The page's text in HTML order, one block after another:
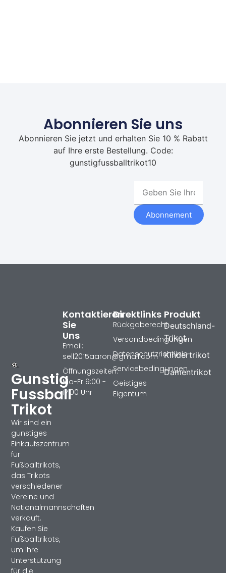
Abonnieren Sie uns
Abonnieren Sie jetzt und erhalten Sie 10 % Rabatt
auf Ihre erste Bestellung. Code:
gunstigfussballtrikot10
Abonnement
Gunstig
Fussball
Trikot
Wir sind ein
günstiges
Einkaufszentrum
für
Fußballtrikots,
das Trikots
verschiedener
Vereine und
Nationalmannschaften
verkauft.
Kaufen Sie
Fußballtrikots,
um Ihre
Unterstützung
für die
Produkt
Deutschland-
Trikot
Kindertrikot
Damentrikot
Direktlinks
Rückgaberecht
Versandbedingungen
Datenschutzrichtlinie
Servicebedingungen
Geistiges
Eigentum
Kontaktieren
Sie
Uns
Email:
sell2015aaron@gmail.com
Öffnungszeiten:
Mo-Fr 9:00 -
17:00 Uhr